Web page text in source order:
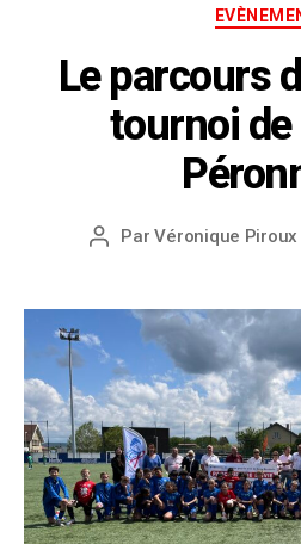
Le parcours
tournoi
ParVéronique Piroux